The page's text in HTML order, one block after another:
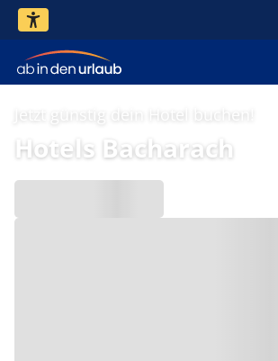
Jetzt günstig dein Hotel buchen!
Hotels Bacharach